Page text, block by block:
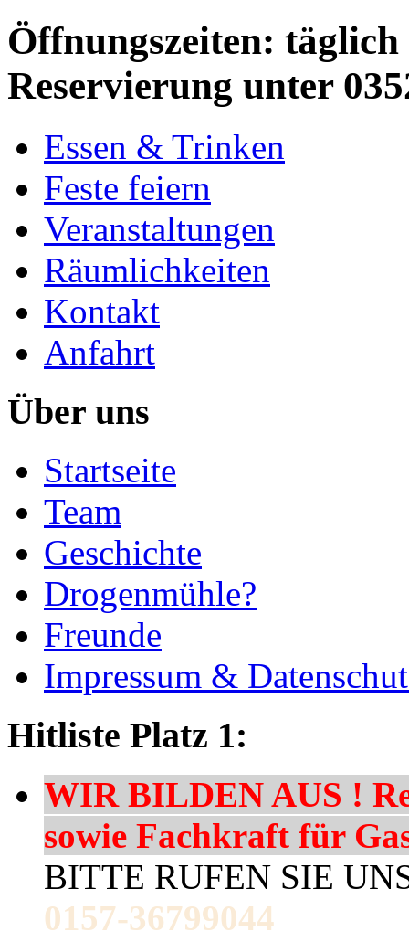
Öffnungszeiten: täglich
Reservierung unter
Essen & Trinken
Feste feiern
Veranstaltungen
Räumlichkeiten
Kontakt
Anfahrt
Über uns
Startseite
Team
Geschichte
Drogenmühle?
Freunde
Impressum &
Hitliste Platz 1:
WIR BILDEN AUS !
sowie Fachkraft für
BITTE RUFEN SIE
0157-36799044